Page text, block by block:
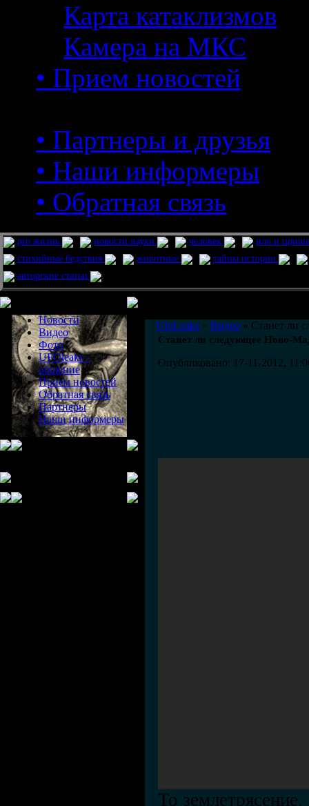
Карта катаклизмов
Камера на МКС
• Прием новостей
• Партнеры и друзья
• Наши информеры
• Обратная связь
pro жизнь новости науки человек
нло и
стихийные бедствия
животные
тайны истории
авторские статьи
Новости
Видео
Фото
UFOleaks -
общение
Прием новостей
Обратная связь
Партнеры
Наши информеры
UfoLeaks » Видео » Станет ли
Станет ли следующее Ново-
Опубликовано: 17-11-2012,
То